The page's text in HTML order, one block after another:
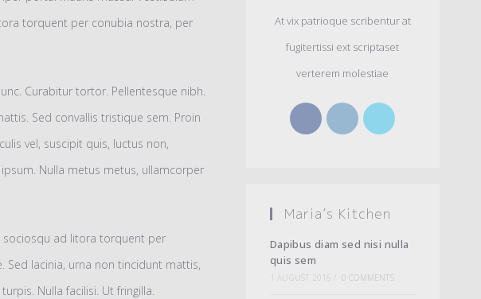
torquent per conubia nostra, per
Curabitur tortor. Pellentesque nibh.
Sed convallis tristique sem. Proin
vel, suscipit quis, luctus non,
Nulla metus metus, ullamcorper
sociosqu ad litora torquent per
lacinia, urna non tincidunt mattis,
Nulla facilisi. Ut fringilla.
At vix patrioque scribentur at
fugitertissi ext scriptaset
verterem molestiae
Opens
tab
Opens
tab
Opens
Maria’s Kitchen
Dapibus diam sed nisi nulla
quis sem
1 AUGUST 2016 0 COMMENTS